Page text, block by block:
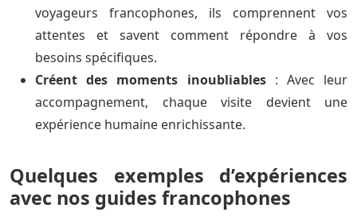
voyageurs francophones, ils comprennent vos
attentes et savent comment répondre à vos
besoins spécifiques.
Créent des moments inoubliables: Avec leur
accompagnement, chaque visite devient une
expérience humaine enrichissante.
Quelques exemples d’expériences
avec nos guides francophones